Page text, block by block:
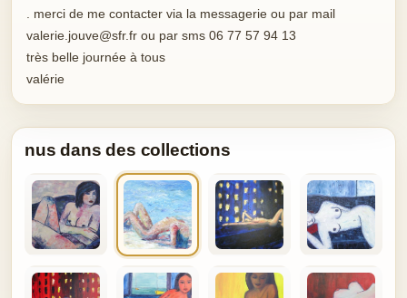
. merci de me contacter via la messagerie ou par mail
valerie.jouve@sfr.fr ou par sms 06 77 57 94 13
très belle journée à tous
valérie
nus dans des collections